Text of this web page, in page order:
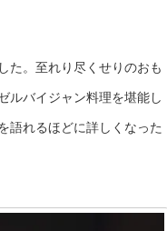
た。至れり尽くせりのおも
ルバイジャン料理を堪能し
語れるほどに詳しくなった